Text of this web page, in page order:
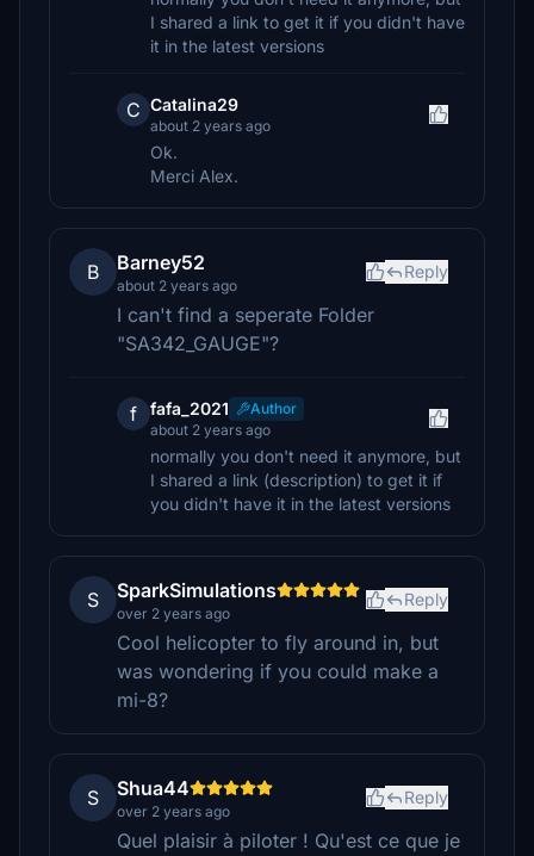
I shared a link to get it if you didn't have
it in the latest versions
C Catalina29
about 2 years ago
Ok.
Merci Alex.
B Barney52
about 2 years ago
Reply
I can't find a seperate Folder
"SA342_GAUGE"?
f fafa_2021
Author
about 2 years ago
normally you don't need it anymore, but
I shared a link (description) to get it if
you didn't have it in the latest versions
S SparkSimulations
over 2 years ago
Reply
Cool helicopter to fly around in, but
was wondering if you could make a
mi-8?
S Shua44
over 2 years ago
Reply
Quel plaisir à piloter ! Qu'est ce que je